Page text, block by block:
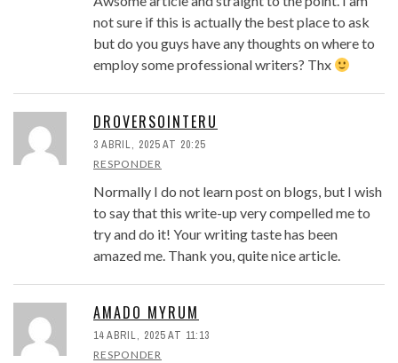
not sure if this is actually the best place to ask
but do you guys have any thoughts on where to
employ some professional writers? Thx
DROVERSOINTERU
3 ABRIL, 2025 AT 20:25
RESPONDER
Normally I do not learn post on blogs, but I wish
to say that this write-up very compelled me to
try and do it! Your writing taste has been
amazed me. Thank you, quite nice article.
AMADO MYRUM
14 ABRIL, 2025 AT 11:13
RESPONDER